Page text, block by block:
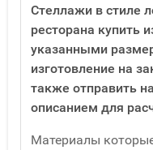
Стеллажи в стиле
ресторана купить
указанными
изготовление на
также отправить
описанием для
Материалы